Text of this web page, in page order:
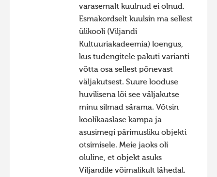
varasemalt kuulnud ei olnud.
Esmakordselt kuulsin ma sellest
ülikooli (Viljandi
Kultuuriakadeemia) loengus,
kus tudengitele pakuti varianti
võtta osa sellest põnevast
väljakutsest. Suure looduse
huvilisena lõi see väljakutse
minu silmad särama. Võtsin
koolikaaslase kampa ja
asusimegi pärimusliku objekti
otsimisele. Meie jaoks oli
oluline, et objekt asuks
Viljandile võimalikult lähedal.